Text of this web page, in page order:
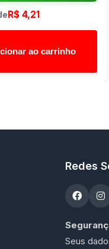
R$ 4,21
ao carrinho
Redes
Seus